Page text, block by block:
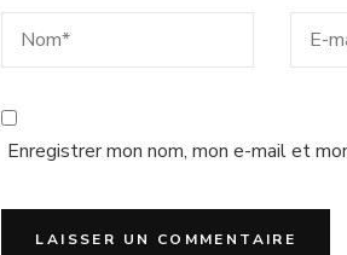
Enregistrer mon nom, mon e-mail et